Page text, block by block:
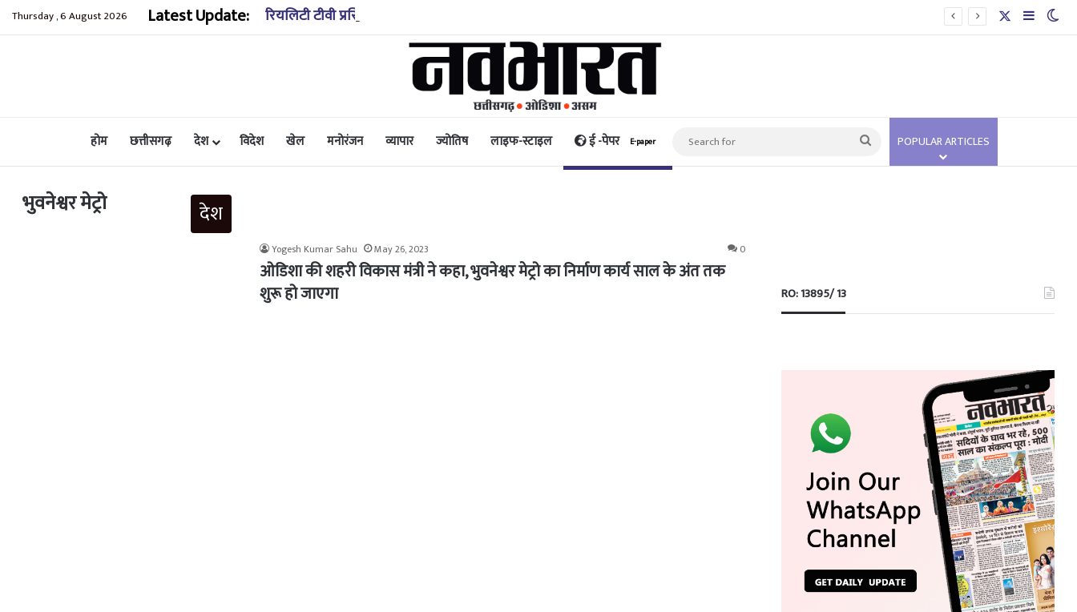
Thursday , 6 August 2026 Latest Update: रियलिटी टीवी प्रसिद्धि और पैसा प्रदान करता है: अभिनेता ऋत्विक धनजानी Sidebar
होम छत्तीसगढ़ देश विदेश खेल मनोरंजन व्यापार ज्योतिष लाइफ-स्टाइल ई -पेपर E-paper
Search
for
POPULAR ARTICLES
भुवनेश्वर मेट्रो देश
Yogesh Kumar Sahu May 26, 2023 0
ओडिशा की शहरी विकास मंत्री ने कहा, भुवनेश्वर मेट्रो का निर्माण कार्य साल के अंत तक
शुरू हो जाएगा
RO: 13895/ 13